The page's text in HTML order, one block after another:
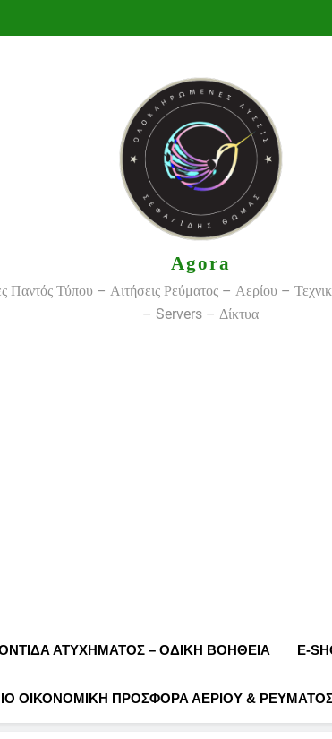
Agora
Παντός Τύπου – Αιτήσεις Ρεύματος – Αερίου –
– Servers – Δίκτυα
ΑΤΥΧΉΜΑΤΟΣ – ΟΔΙΚΉ ΒΟΉΘΕΙΑ E-
ΟΙΚΟΝΟΜΙΚΗ ΠΡΟΣΦΟΡΑ ΑΕΡΙΟΥ &